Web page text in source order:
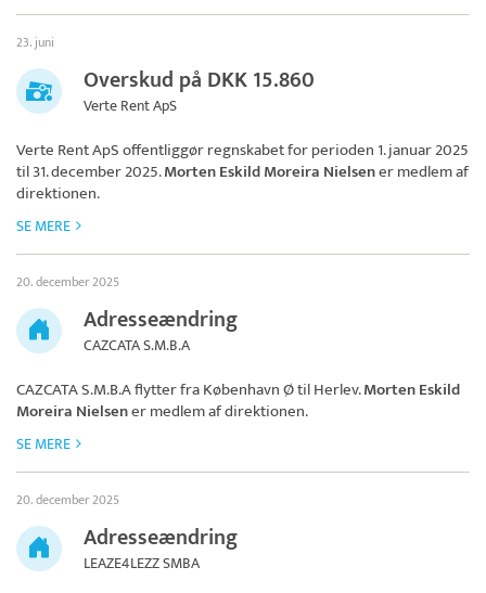
23. juni
Overskud på DKK 15.860
Verte Rent ApS
Verte Rent ApSoffentliggør regnskabet for perioden 1. januar 2025
til 31. december 2025.Morten Eskild Moreira Nielsener medlem af
direktionen.
SE MERE
20. december 2025
Adresseændring
CAZCATA S.M.B.A
CAZCATA S.M.B.Aflytter fra København Ø til Herlev.Morten Eskild
Moreira Nielsener medlem af direktionen.
SE MERE
20. december 2025
Adresseændring
LEAZE4LEZZ SMBA